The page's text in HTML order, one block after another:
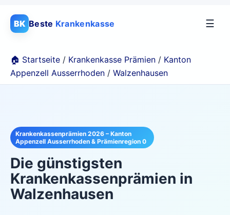
BK Beste Krankenkasse ☰
🏠 Startseite / Krankenkasse Prämien / Kanton
Appenzell Ausserrhoden / Walzenhausen
Krankenkassenprämien 2026 – Kanton
Appenzell Ausserrhoden & Prämienregion 0
Die günstigsten
Krankenkassenprämien in
Walzenhausen